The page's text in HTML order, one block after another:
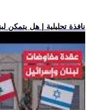
.. نافذة تحليلية | هل